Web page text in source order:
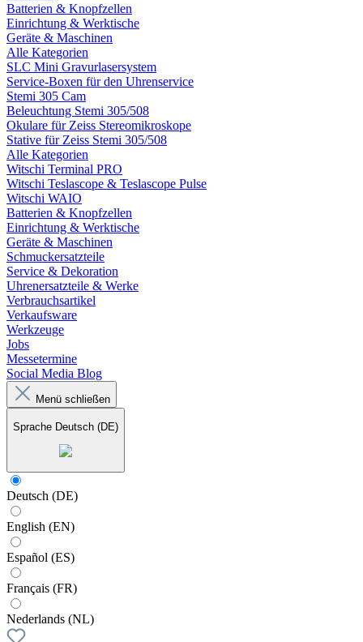
Batterien & Knopfzellen
Einrichtung & Werktische
Geräte & Maschinen
Alle Kategorien
SLC Mini Gravurlasersystem
Service-Boxen für den Uhrenservice
Stemi 305 Cam
Beleuchtung Stemi 305/508
Okulare für Zeiss Stereomikroskope
Stative für Zeiss Stemi 305/508
Alle Kategorien
Witschi Terminal PRO
Witschi Teslascope & Teslascope Pulse
Witschi WAIO
Batterien & Knopfzellen
Einrichtung & Werktische
Geräte & Maschinen
Schmuckersatzteile
Service & Dekoration
Uhrenersatzteile & Werke
Verbrauchsartikel
Verkaufsware
Werkzeuge
Jobs
Messetermine
Social Media Blog
Menü schließen
Sprache Deutsch (DE)
Deutsch (DE)
English (EN)
Español (ES)
Français (FR)
Nederlands (NL)